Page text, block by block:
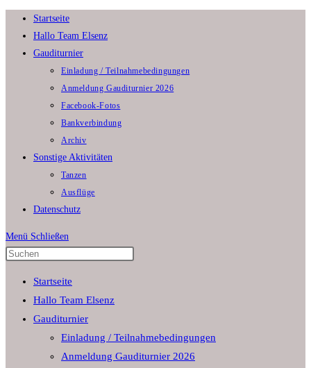
Zum
Inhalt
springen
Startseite
Hallo Team Elsenz
Gauditurnier
Einladung / Teilnahmebedingungen
Anmeldung Gauditurnier 2026
Facebook-Fotos
Bankverbindung
Archiv
Sonstige Aktivitäten
Tanzen
Ausflüge
Datenschutz
Menü Schließen
search
panel.
Startseite
Hallo Team Elsenz
Gauditurnier
Einladung / Teilnahmebedingungen
Anmeldung Gauditurnier 2026